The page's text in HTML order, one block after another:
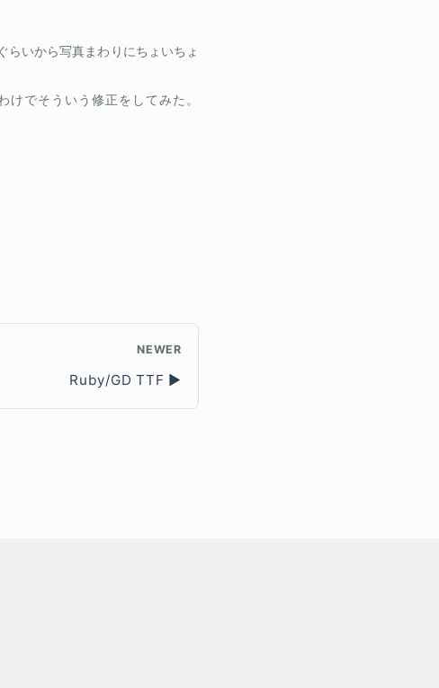
らいから写真まわりにちょいちょ
でそういう修正をしてみた。
NEWER
Ruby/GD TTF